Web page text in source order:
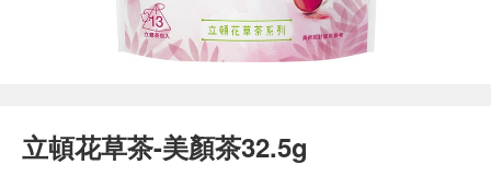
立頓花草茶-美顏茶32.5g